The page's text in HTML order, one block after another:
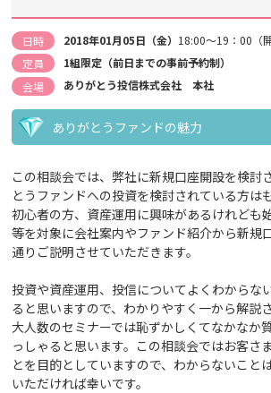
日時 2018年01月05日（金） 18:00～19：00（
定員
1組限定（前日までの事前予約制）
会場
ありがとう投信株式会社 本社
ありがとうファンドの魅力
この相談会では、弊社に新規口座開設を検討
とうファンドへの投資を検討されている方は
初心者の方、資産運用に興味があるけれども
等を対象に会社案内やファンド紹介から新規
通りご説明させていただきます。
投資や資産運用、投信についてよくわからな
ると思いますので、わかりやすく一から解説
大人数のセミナーでは恥ずかしくてなかなか
っしゃると思います。この相談会ではお客さ
とを目的としていますので、わからないこと
いただければ幸いです。